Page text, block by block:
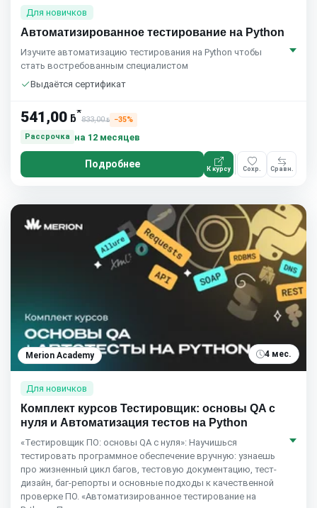
Для новичков
Автоматизированное тестирование на Python
Изучите автоматизацию тестирования на Python чтобы
стать востребованным специалистом
Выдаётся сертификат
541,00 ƃ*
833,00ƃ
−35%
Рассрочка
на 12 месяцев
Подробнее К курсу Сохр. Сравн.
Merion Academy 4 мес.
Для новичков
Комплект курсов Тестировщик: основы QA с
нуля и Автоматизация тестов на Python
«Тестировщик ПО: основы QA с нуля»: Научишься
тестировать программное обеспечение вручную: узнаешь
про жизненный цикл багов, тестовую документацию, тест-
дизайн, баг-репорты и основные подходы к качественной
проверке ПО. «Автоматизированное тестирование на